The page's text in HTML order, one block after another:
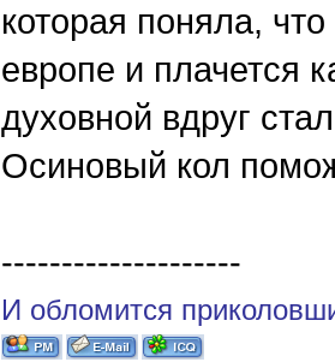
которая поняла,
европе и плачется
духовной вдруг
Осиновый кол
--------------------
И обломится